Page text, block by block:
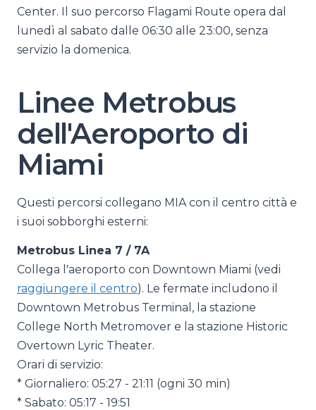
Center. Il suo percorso Flagami Route opera dal
lunedì al sabato dalle 06:30 alle 23:00, senza
servizio la domenica.
Linee Metrobus
dell'Aeroporto di
Miami
Questi percorsi collegano MIA con il centro città e
i suoi sobborghi esterni:
Metrobus Linea 7 / 7A
Collega l'aeroporto con Downtown Miami (vedi
raggiungere il centro). Le fermate includono il
Downtown Metrobus Terminal, la stazione
College North Metromover e la stazione Historic
Overtown Lyric Theater.
Orari di servizio:
* Giornaliero: 05:27 - 21:11 (ogni 30 min)
* Sabato: 05:17 - 19:51